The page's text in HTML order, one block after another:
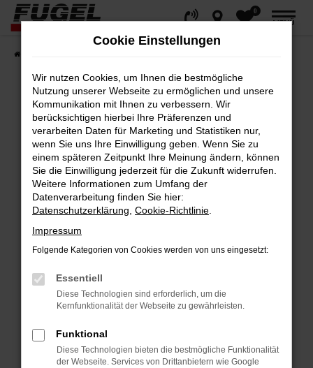
Zum
Hauptinhalt
springen
0
MENÜ
Fehler: Network Error
Beim Laden ist ein Fehler aufgetreten.
Hier sind ein paar Tipps, die dir helfen können:
Überprüfe deine Firewall und deine
Internetverbindung.
Laden andere Webseiten, zum Beispiel
deine Suchmaschine?
Prüfe deine Browsererweiterungen.
Manche Erweiterungen, wie Werbeblocker,
können das Laden bestimmter Seiten
anderen Browser oder in einem privaten
Fenster?
Cookie Einstellungen
Wir nutzen Cookies, um Ihnen die bestmögliche
Nutzung unserer Webseite zu ermöglichen und unsere
Kommunikation mit Ihnen zu verbessern. Wir
berücksichtigen hierbei Ihre Präferenzen und
verarbeiten Daten für Marketing und Statistiken nur,
wenn Sie uns Ihre Einwilligung geben. Wenn Sie zu
einem späteren Zeitpunkt Ihre Meinung ändern, können
Sie die Einwilligung jederzeit für die Zukunft widerrufen.
Weitere Informationen zum Umfang der
Datenverarbeitung finden Sie hier:
Datenschutzerklärung Cookie-Richtlinie
Impressum
Folgende Kategorien von Cookies werden von uns eingesetzt:
Essentiell
Diese Technologien sind erforderlich, um die
Kernfunktionalität der Webseite zu gewährleisten.
Funktional
Diese Technologien bieten die bestmögliche Funktionalität
der Webseite. Services von Drittanbietern wie Google